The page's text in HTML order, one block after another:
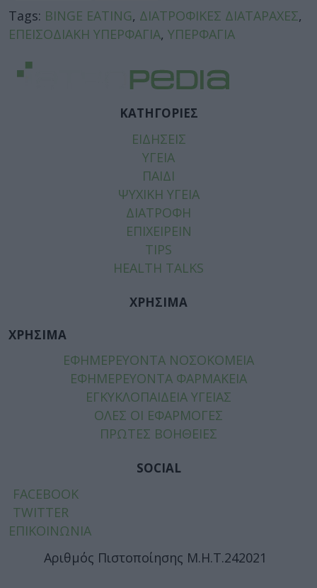
Tags: BINGE EATING, ΔΙΑΤΡΟΦΙΚΕΣ ΔΙΑΤΑΡΑΧΕΣ,
ΕΠΕΙΣΟΔΙΑΚΗ ΥΠΕΡΦΑΓΙΑ, ΥΠΕΡΦΑΓΙΑ
ΚΑΤΗΓΟΡΙΕΣ
ΕΙΔΗΣΕΙΣ
ΥΓΕΙΑ
ΠΑΙΔΙ
ΨΥΧΙΚΗ ΥΓΕΙΑ
ΔΙΑΤΡΟΦΗ
ΕΠΙΧΕΙΡΕΙΝ
TIPS
HEALTH TALKS
ΧΡΗΣΙΜΑ
ΧΡΗΣΙΜΑ
ΕΦΗΜΕΡΕΥΟΝΤΑ ΝΟΣΟΚΟΜΕΙΑ
ΕΦΗΜΕΡΕΥΟΝΤΑ ΦΑΡΜΑΚΕΙΑ
ΕΓΚΥΚΛΟΠΑΙΔΕΙΑ ΥΓΕΙΑΣ
ΟΛΕΣ ΟΙ ΕΦΑΡΜΟΓΕΣ
ΠΡΩΤΕΣ ΒΟΗΘΕΙΕΣ
SOCIAL
FACEBOOK
TWITTER
ΕΠΙΚΟΙΝΩΝΙΑ
Αριθμός Πιστοποίησης Μ.Η.Τ.242021